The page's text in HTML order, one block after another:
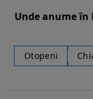
Unde anume în
Otopeni